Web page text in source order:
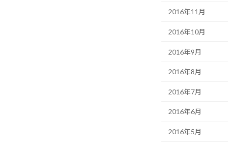
2016年11月
2016年10月
2016年9月
2016年8月
2016年7月
2016年6月
2016年5月